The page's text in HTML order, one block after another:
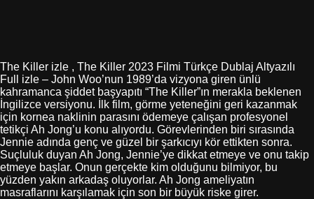
The Killer izle , The Killer 2023 Filmi Türkçe Dublaj Altyazılı
Full izle – John Woo’nun 1989’da vizyona giren ünlü
kahramanca şiddet başyapıtı “The Killer”ın merakla beklenen
İngilizce versiyonu. İlk film, görme yeteneğini geri kazanmak
için kornea naklinin parasını ödemeye çalışan profesyonel
tetikçi Ah Jong’u konu alıyordu. Görevlerinden biri sırasında
Jennie adında genç ve güzel bir şarkıcıyı kör ettikten sonra.
Suçluluk duyan Ah Jong, Jennie’ye dikkat etmeye ve onu takip
etmeye başlar. Onun gerçekte kim olduğunu bilmiyor, bu
yüzden yakın arkadaş oluyorlar. Ah Jong ameliyatın
masraflarını karşılamak için son bir büyük riske girer.